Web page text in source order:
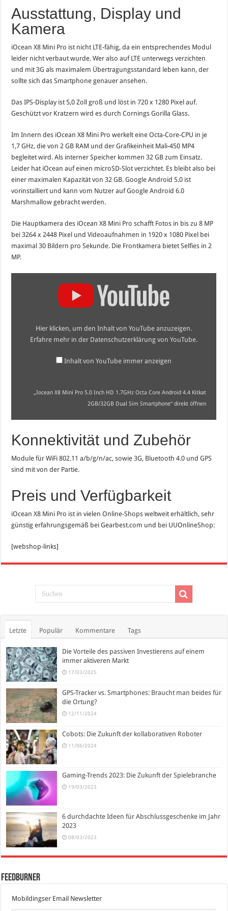
Ausstattung, Display und
Kamera
iOcean X8 Mini Pro ist nicht LTE-fähig, da ein entsprechendes Modul
leider nicht verbaut wurde. Wer also auf LTE unterwegs verzichten
und mit 3G als maximalem Übertragungsstandard leben kann, der
sollte sich das Smartphone genauer ansehen.
Das IPS-Display ist 5,0 Zoll groß und löst in 720 x 1280 Pixel auf.
Geschützt vor Kratzern wird es durch Cornings Gorilla Glass.
Im Innern des iOcean X8 Mini Pro werkelt eine Octa-Core-CPU in je
1,7 GHz, die von 2 GB RAM und der Grafikeinheit Mali-450 MP4
begleitet wird. Als interner Speicher kommen 32 GB zum Einsatz.
Leider hat iOcean auf einen microSD-Slot verzichtet. Es bleibt also bei
einer maximalen Kapazität von 32 GB. Google Android 5.0 ist
vorinstalliert und kann vom Nutzer auf Google Android 6.0
Marshmallow gebracht werden.
Die Hauptkamera des iOcean X8 Mini Pro schafft Fotos in bis zu 8 MP
bei 3264 x 2448 Pixel und Videoaufnahmen in 1920 x 1080 Pixel bei
maximal 30 Bildern pro Sekunde. Die Frontkamera bietet Selfies in 2
MP.
anzeigen
Hier klicken, um den Inhalt von YouTube anzuzeigen.
Erfahre mehr in der Datenschutzerklärung von YouTube.
Inhalt von YouTube immer anzeigen
„Iocean X8 Mini Pro 5.0 Inch HD 1.7GHz Octa Core Android 4.4 Kitkat
2GB/32GB Dual Sim Smartphone“ direkt öffnen
Konnektivität und Zubehör
Module für WiFi 802.11 a/b/g/n/ac, sowie 3G, Bluetooth 4.0 und GPS
sind mit von der Partie.
Preis und Verfügbarkeit
iOcean X8 Mini Pro ist in vielen Online-Shops weltweit erhältlich, sehr
günstig erfahrungsgemäß bei Gearbest.com und bei UUOnlineShop:
[webshop-links]
Letzte Populär Kommentare Tags
Die Vorteile des passiven Investierens auf einem
immer aktiveren Markt
17/03/2025
GPS-Tracker vs. Smartphones: Braucht man beides für
die Ortung?
12/11/2024
Cobots: Die Zukunft der kollaborativen Roboter
11/06/2024
Gaming-Trends 2023: Die Zukunft der Spielebranche
19/03/2023
6 durchdachte Ideen für Abschlussgeschenke im Jahr
2023
08/03/2023
FeedBurner
Mobildingser Email Newsletter